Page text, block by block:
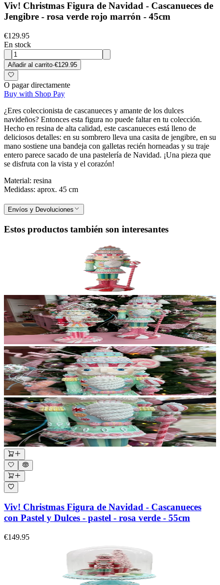
Viv! Christmas Figura de Navidad - Cascanueces de
Jengibre - rosa verde rojo marrón - 45cm
€129.95
En stock
Añadir al carrito·€129.95
O pagar directamente
Buy with Shop Pay
¿Eres coleccionista de cascanueces y amante de los dulces
navideños? Entonces esta figura no puede faltar en tu colección.
Hecho en resina de alta calidad, este cascanueces está lleno de
deliciosos detalles: en su sombrero lleva una casita de jengibre, en su
mano sostiene una bandeja con galletas recién horneadas y su traje
entero parece sacado de una pastelería de Navidad. ¡Una pieza que
se disfruta con la vista y el corazón!
Material: resina
Medidass: aprox. 45 cm
Envíos y Devoluciones
Estos productos también son interesantes
Viv! Christmas Figura de Navidad - Cascanueces
con Pastel y Dulces - pastel - rosa verde - 55cm
€149.95